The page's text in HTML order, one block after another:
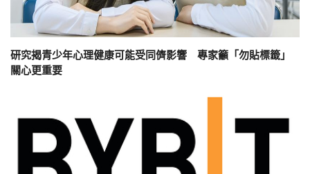
研究揭青少年心理健康可能受同儕影響 專家籲「勿貼標籤」
關心更重要